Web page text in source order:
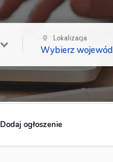
Lokalizacja
Wybierz
Dodaj ogłoszenie